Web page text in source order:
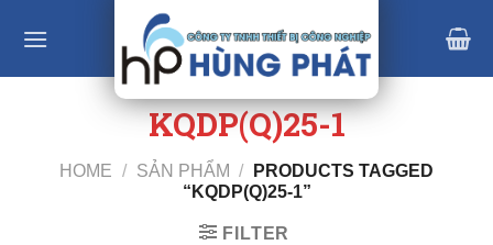
KQDP(Q)25-1
HOME / SẢN PHẨM /
PRODUCTS TAGGED
“KQDP(Q)25-1”
FILTER